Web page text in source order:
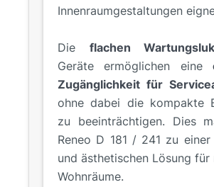
Innenraumgestaltungen
Die flachen
Geräte ermöglichen eine
Zugänglichkeit für
ohne dabei die kompakte
zu beeinträchtigen. Dies
Reneo D 181 / 241 zu
und ästhetischen Lösung für
Wohnräume.